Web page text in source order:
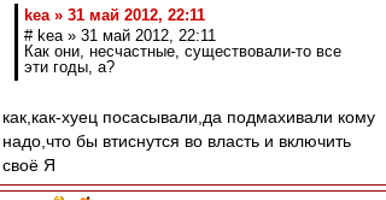
kea » 31 май 2012, 22:11
# kea » 31 май 2012, 22:11
Как они, несчастные, существовали-то все
эти годы, а?
как,как-хуец посасывали,да подмахивали кому
надо,что бы втиснутся во власть и включить
своё Я